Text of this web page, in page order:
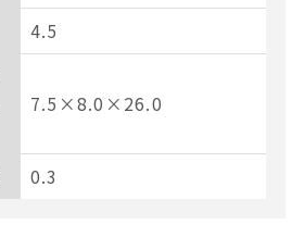
4.5
7.5×8.0×26.0
0.3